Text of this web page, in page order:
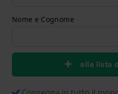
Nome e Cognome
alla lista